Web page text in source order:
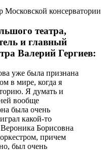
Московской консерватории
театра,
и главный
Валерий Гергиев:
уже была признана
в мире, когда я
Я думать и
вообще
была очень
какой-то
Борисовна
причем
был очень